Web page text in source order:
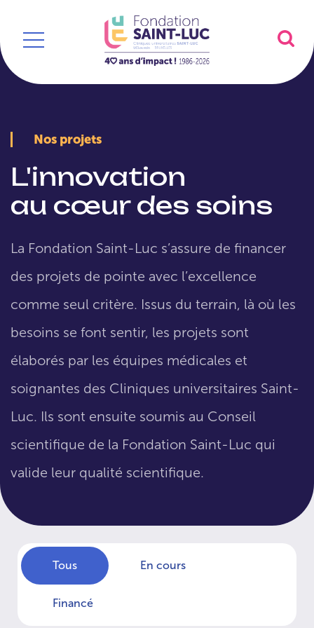
Nos projets
L'innovation
au cœur des soins
La Fondation Saint-Luc s’assure de financer
des projets de pointe avec l’excellence
comme seul critère. Issus du terrain, là où les
besoins se font sentir, les projets sont
élaborés par les équipes médicales et
soignantes des Cliniques universitaires Saint-
Luc. Ils sont ensuite soumis au Conseil
scientifique de la Fondation Saint-Luc qui
valide leur qualité scientifique.
Tous En cours
Financé